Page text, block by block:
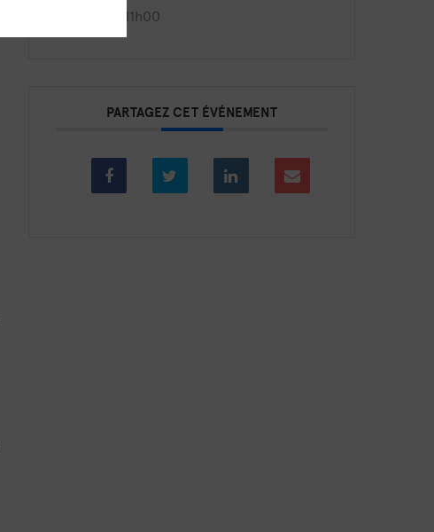
9h30 - 11h00
PARTAGEZ CET ÉVÉNEMENT